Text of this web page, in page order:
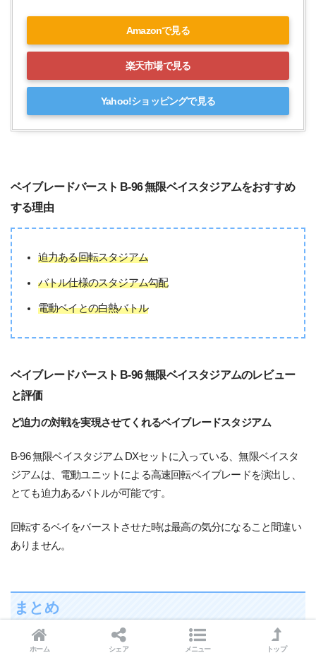
Amazonで見る
楽天市場で見る
Yahoo!ショッピングで見る
ベイブレードバースト B-96 無限ベイスタジアムをおすすめ
する理由
迫力ある回転スタジアム
バトル仕様のスタジアム勾配
電動ベイとの白熱バトル
ベイブレードバースト B-96 無限ベイスタジアムのレビュー
と評価
ど迫力の対戦を実現させてくれるベイブレードスタジアム
B-96 無限ベイスタジアム DXセットに入っている、無限ベイスタ
ジアムは、電動ユニットによる高速回転ベイブレードを演出し、
とても迫力あるバトルが可能です。
回転するベイをバーストさせた時は最高の気分になること間違い
ありません。
まとめ
ベイブレードバーストシリーズのスタジアムは大きく4つに分け
ホーム シェア メニュー トップ